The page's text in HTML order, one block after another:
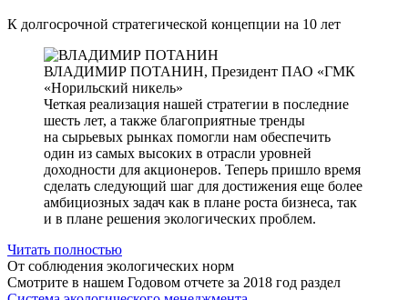
К долгосрочной стратегической концепции на 10 лет
ВЛАДИМИР ПОТАНИН, Президент ПАО «ГМК
«Норильский никель»
Четкая реализация нашей стратегии в последние
шесть лет, а также благоприятные тренды
на сырьевых рынках помогли нам обеспечить
один из самых высоких в отрасли уровней
доходности для акционеров. Теперь пришло время
сделать следующий шаг для достижения еще более
амбициозных задач как в плане роста бизнеса, так
и в плане решения экологических проблем.
Читать полностью
От соблюдения экологических норм
Смотрите в нашем Годовом отчете за 2018 год раздел